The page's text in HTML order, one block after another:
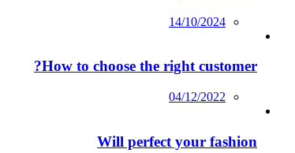
Posted
14/10/2024
How to choose the right customer?
Posted
04/12/2022
Will perfect your fashion